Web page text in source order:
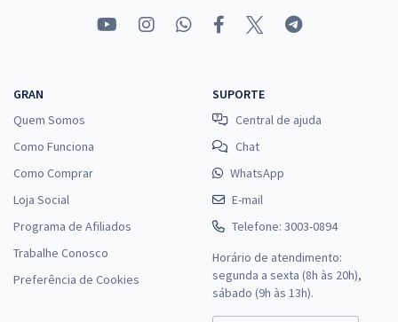
GRAN
Quem Somos
Como Funciona
Como Comprar
Loja Social
Programa de Afiliados
Trabalhe Conosco
Preferência de Cookies
SUPORTE
Central de ajuda
Chat
WhatsApp
E-mail
Telefone: 3003-0894
Horário de atendimento:
segunda a sexta (8h às 20h),
sábado (9h às 13h).